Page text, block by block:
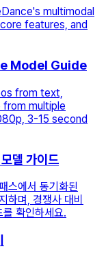
multimodal
features, and
Model Guide
from text,
from multiple
3-15 second
델 가이드
에서 동기화된
하며, 경쟁사 대비
확인하세요.